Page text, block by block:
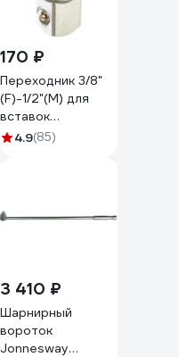
170 ₽
Переходник 3/8"
(F)-1/2"(M) для
вставок
Jonnesway
4.9(85)
3 410 ₽
Шарнирный
вороток
Jonnesway